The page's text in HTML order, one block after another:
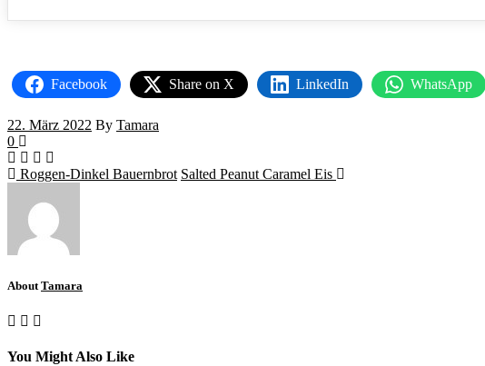
Facebook Share on X LinkedIn WhatsApp
22. März 2022 By Tamara
0
Roggen-Dinkel Bauernbrot Salted Peanut Caramel Eis
About Tamara
You Might Also Like